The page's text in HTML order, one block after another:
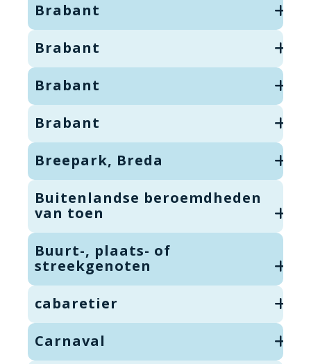
Brabant
Brabant
Brabant
Brabant
Breepark, Breda
Buitenlandse beroemdheden
van toen
Buurt-, plaats- of
streekgenoten
cabaretier
Carnaval